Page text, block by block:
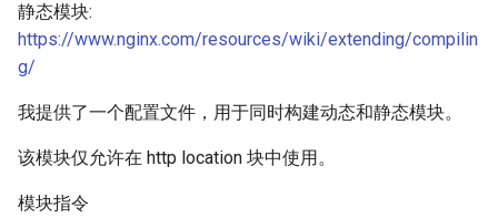
global-throttle
hmac
hoedown
静态模块:
https://www.nginx.com/resources/wiki/extending/compilin
g/
我提供了一个配置文件，用于同时构建动态和静态模块。
该模块仅允许在 http location 块中使用。
模块指令